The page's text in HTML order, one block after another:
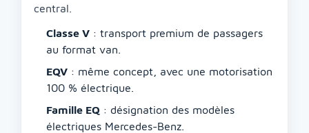
central.
Classe V : transport premium de passagers
au format van.
EQV : même concept, avec une motorisation
100 % électrique.
Famille EQ : désignation des modèles
électriques Mercedes-Benz.